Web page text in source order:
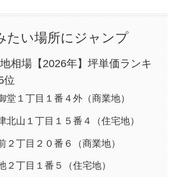
たい場所にジャンプ
相場【2026年】坪単価ランキ
位
１丁目１番４外（商業地）
山１丁目１５番４（住宅地）
丁目２０番６（商業地）
丁目１番５（住宅地）